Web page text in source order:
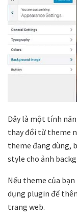
Đây là một tính
thay đổi từ theme
theme đang dùng,
style cho ảnh
Nếu theme của
dụng plugin để
trang web.